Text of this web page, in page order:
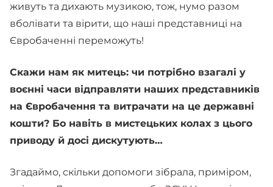
живуть та дихають музикою, тож, нумо разом
вболівати та вірити, що наші представниці на
Євробаченні переможуть!
Скажи нам як митець: чи потрібно взагалі у
воєнні часи відправляти наших представників
на Євробачення та витрачати на це державні
кошти? Бо навіть в мистецьких колах з цього
приводу й досі дискутують…
Згадаймо, скільки допомоги зібрала, приміром,